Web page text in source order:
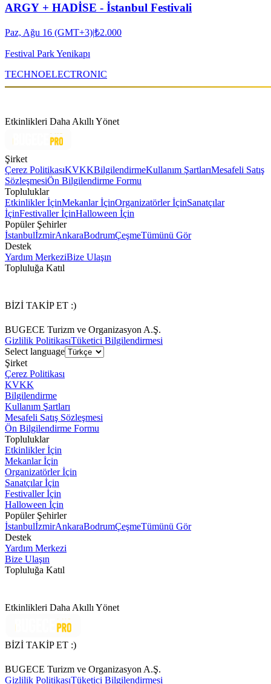
ARGY + HADİSE - İstanbul Festivali
Paz, Ağu 16 (GMT+3)|₺2.000
Festival Park Yenikapı
TECHNOELECTRONIC
Etkinlikleri Daha Akıllı Yönet
Şirket
Çerez PolitikasıKVKKBilgilendirmeKullanım ŞartlarıMesafeli Satış
SözleşmesiÖn Bilgilendirme Formu
Topluluklar
Etkinlikler İçinMekanlar İçinOrganizatörler İçinSanatçılar
İçinFestivaller İçinHalloween İçin
Popüler Şehirler
İstanbulİzmirAnkaraBodrumÇeşmeTümünü Gör
Destek
Yardım MerkeziBize Ulaşın
Topluluğa Katıl
BİZİ TAKİP ET :)
BUGECE Turizm ve Organizasyon A.Ş.
Gizlilik PolitikasıTüketici Bilgilendirmesi
Select language
Şirket
Çerez Politikası
KVKK
Bilgilendirme
Kullanım Şartları
Mesafeli Satış Sözleşmesi
Ön Bilgilendirme Formu
Topluluklar
Etkinlikler İçin
Mekanlar İçin
Organizatörler İçin
Sanatçılar İçin
Festivaller İçin
Halloween İçin
Popüler Şehirler
İstanbulİzmirAnkaraBodrumÇeşmeTümünü Gör
Destek
Yardım Merkezi
Bize Ulaşın
Topluluğa Katıl
Etkinlikleri Daha Akıllı Yönet
BİZİ TAKİP ET :)
BUGECE Turizm ve Organizasyon A.Ş.
Gizlilik PolitikasıTüketici Bilgilendirmesi